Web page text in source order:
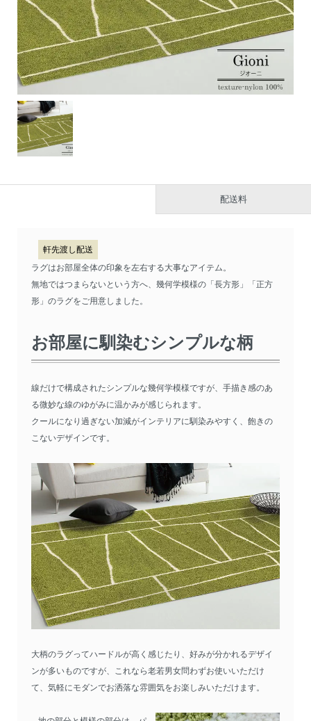
配送料
軒先渡し配送
ラグはお部屋全体の印象を左右する大事なアイテム。
無地ではつまらないという方へ、幾何学模様の「長方形」「正方
形」のラグをご用意しました。
お部屋に馴染むシンプルな柄
線だけで構成されたシンプルな幾何学模様ですが、手描き感のあ
る微妙な線のゆがみに温かみが感じられます。
クールになり過ぎない加減がインテリアに馴染みやすく、飽きの
こないデザインです。
大柄のラグってハードルが高く感じたり、好みが分かれるデザイ
ンが多いものですが、これなら老若男女問わずお使いいただけ
て、気軽にモダンでお洒落な雰囲気をお楽しみいただけます。